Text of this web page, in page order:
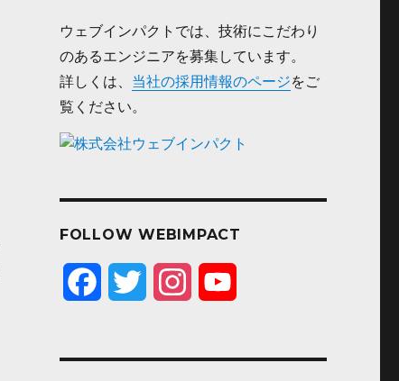
ウェブインパクトでは、技術にこだわり
のあるエンジニアを募集しています。
詳しくは、 当社の採用情報のページをご
覧ください。
FOLLOW WEBIMPACT
c i s u